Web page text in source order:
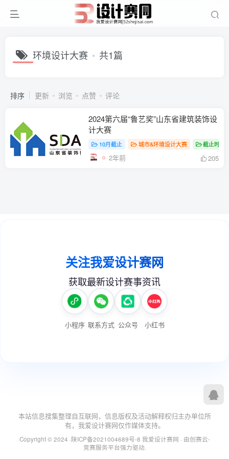
环境设计大赛 共1篇
排序 更新 浏览 点赞 评论
2024第六届“鲁艺奖”山东省建筑装饰设
计大赛
10月截止 城市&环境设计大赛 截止时间
2年前 205
本站信息搜集整理自互联网，信息版权及活动解释权归主办单位所
有，我爱设计赛网仅作媒体支持。
Copyright © 2024 ·陕ICP备2021004689号-8 我爱设计赛网 · 由创赛云-
竞赛服务平台强力驱动.